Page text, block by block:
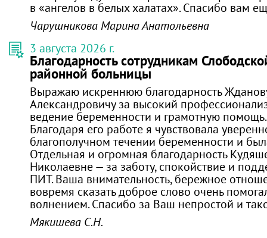
в «ангелов в белых халатах». Спасибо вам
Чарушникова Марина Анатольевна
3 августа 2026 г.
Благодарность сотрудникам
районной больницы
Выражаю искреннюю благодарность
Александровичу за высокий
ведение беременности и грамотную помощь.
Благодаря его работе я чувствовала
благополучном течении беременности и
Отдельная и огромная благодарность
Николаевне — за заботу, спокойствие и
ПИТ. Ваша внимательность, бережное
вовремя сказать доброе слово очень
волнением. Спасибо за Ваш непростой и
Мякишева С.Н.